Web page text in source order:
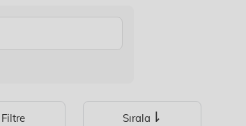
Filtre Sırala